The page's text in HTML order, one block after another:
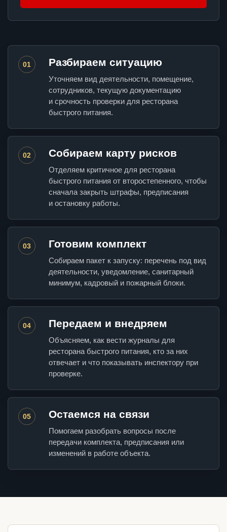
01 Разбираем ситуацию
Уточняем вид деятельности, помещение,
сотрудников, текущую документацию
и срочность проверки для ресторана
быстрого питания.
02 Собираем карту рисков
Отделяем критичное для ресторана
быстрого питания от второстепенного, чтобы
сначала закрыть штрафы, предписания
и остановку работы.
03 Готовим комплект
Собираем пакет к запуску: перечень под вид
деятельности, уведомление, санитарный
минимум, кадровый и пожарный блоки.
04 Передаем и внедряем
Объясняем, как вести журналы для
ресторана быстрого питания, кто за них
отвечает и что показывать инспектору при
проверке.
05 Остаемся на связи
Помогаем разобрать вопросы после
передачи комплекта, предписания или
изменений в работе объекта.